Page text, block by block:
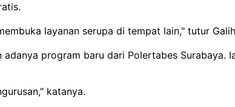
layanan serupa di tempat lain," tutur
program baru dari Polertabes Surabaya.
katanya.